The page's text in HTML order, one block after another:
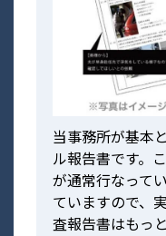
当事務所が基本
ル報告書です。
が通常行なって
ていますので、
査報告書はもっ